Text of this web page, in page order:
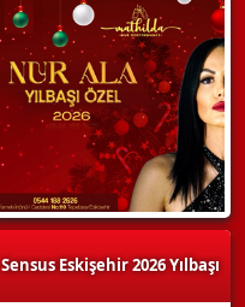
Sensus Eskişehir 2026 Yılbaşı